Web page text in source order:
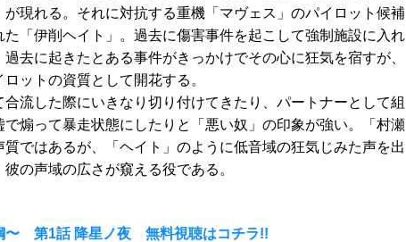
が現れる。それに対抗する重機「マヴェス」のパイロット候補
た「伊削ヘイト」。過去に傷害事件を起こして強制施設に入れ
過去に起きたとある事件がきっかけでその心に狂気を宿すが、
ットの資質として開花する。
流した際にいきなり切り付けてきたり、パートナーとして組
で煽って暴走状態にしたりと「悪い奴」の印象が強い。「村瀬
ではあるが、「ヘイト」のように低音域の狂気じみた声を出
の声域の広さが窺える役である。
〜 第1話 降星ノ夜 無料視聴はコチラ!!